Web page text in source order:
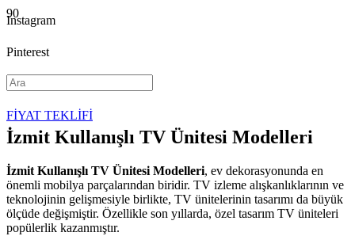
Instagram
Pinterest
YouTube
FİYAT TEKLİFİ
İzmit Kullanışlı TV Ünitesi Modelleri
İzmit Kullanışlı TV Ünitesi Modelleri, ev dekorasyonunda en
önemli mobilya parçalarından biridir. TV izleme alışkanlıklarının ve
teknolojinin gelişmesiyle birlikte, TV ünitelerinin tasarımı da büyük
ölçüde değişmiştir. Özellikle son yıllarda, özel tasarım TV üniteleri
popülerlik kazanmıştır.